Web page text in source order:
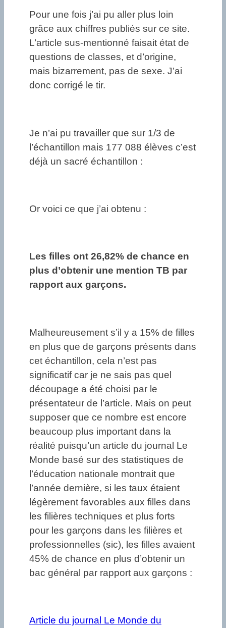
Pour une fois j’ai pu aller plus loin
grâce aux chiffres publiés sur ce site.
L’article sus-mentionné faisait état de
questions de classes, et d’origine,
mais bizarrement, pas de sexe. J’ai
donc corrigé le tir.
Je n’ai pu travailler que sur 1/3 de
l’échantillon mais 177 088 élèves c’est
déjà un sacré échantillon :
Or voici ce que j’ai obtenu :
Les filles ont 26,82% de chance en
plus d’obtenir une mention TB par
rapport aux garçons.
Malheureusement s’il y a 15% de filles
en plus que de garçons présents dans
cet échantillon, cela n’est pas
significatif car je ne sais pas quel
découpage a été choisi par le
présentateur de l’article. Mais on peut
supposer que ce nombre est encore
beaucoup plus important dans la
réalité puisqu’un article du journal Le
Monde basé sur des statistiques de
l’éducation nationale montrait que
l’année dernière, si les taux étaient
légèrement favorables aux filles dans
les filières techniques et plus forts
pour les garçons dans les filières et
professionnelles (sic), les filles avaient
45% de chance en plus d’obtenir un
bac général par rapport aux garçons :
Article du journal Le Monde du